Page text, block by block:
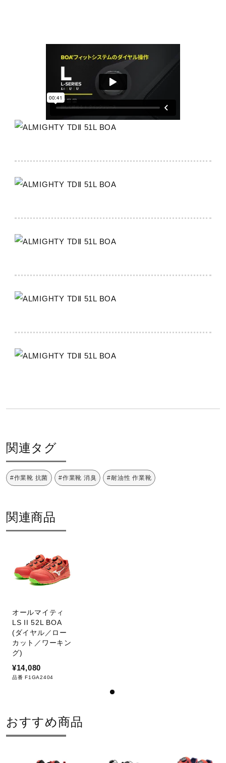
01：ホワイト×ブラック
09：ブラック×オレンジ
45：イエロー×カーキ
62：レッド×ホワイト
底材：ゴム底
カンボジア製
セメント式
抗菌防臭加工メッシュ（取り外し可）
質量
約400g(26.0cm片方)
サステナビリティ
ル素材を使用。
発売シーズン
2024年春夏
関連タグ
#作業靴 抗菌 #作業靴 消臭 #耐油性 作業靴
関連商品
オールマイティ
LS II 52L BOA
(ダイヤル／ロー
カット／ワーキン
グ)
¥14,080
品番 F1GA2404
おすすめ商品